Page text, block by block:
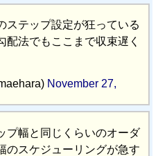
ステップ設定が狂っている
法でもここまで収束遅く
November 27,
プ幅と同じくらいのオーダ
のスケジューリングが急す